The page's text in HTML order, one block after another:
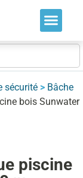
sécurité > Bâche
bois Sunwater
piscine